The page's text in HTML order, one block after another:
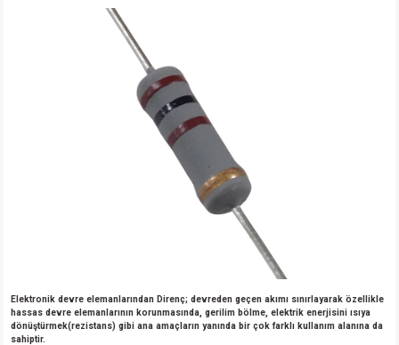
Elektronik devre elemanlarından Direnç; devreden geçen akımı sınırlayarak özellikle
hassas devre elemanlarının korunmasında, gerilim bölme, elektrik enerjisini ısıya
dönüştürmek(rezistans) gibi ana amaçların yanında bir çok farklı kullanım alanına da
sahiptir.